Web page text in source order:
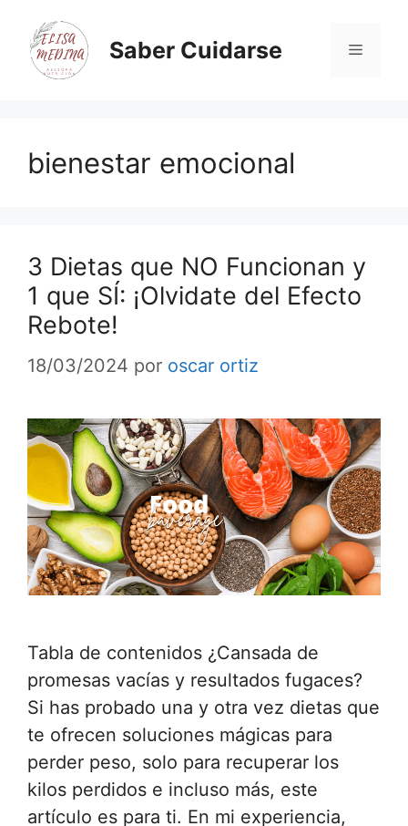
Saber Cuidarse
bienestar emocional
3 Dietas que NO Funcionan y
1 que SÍ: ¡Olvidate del Efecto
Rebote!
18/03/2024 por oscar ortiz
Tabla de contenidos ¿Cansada de
promesas vacías y resultados fugaces?
Si has probado una y otra vez dietas que
te ofrecen soluciones mágicas para
perder peso, solo para recuperar los
kilos perdidos e incluso más, este
artículo es para ti. En mi experiencia,